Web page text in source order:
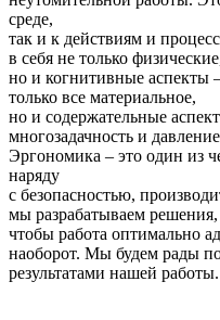
среде,
так и к действиям и
в себя не только
но и когнитивные аспекты
только все материальное,
но и содержательные
многозадачность и
Эргономика – это один из
наряду
с безопасностью,
мы разрабатываем решения,
чтобы работа оптимально
наоборот. Мы будем рады
результатами нашей работы.